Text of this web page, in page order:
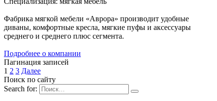
Фабрика мягкой мебели «Аврора» производит удобные
диваны, комфортные кресла, мягкие пуфы и аксессуары
среднего и среднего плюс сегмента.
Подробнее о компании
Пагинация записей
1 2 3 Далее
Поиск по сайту
Search for: